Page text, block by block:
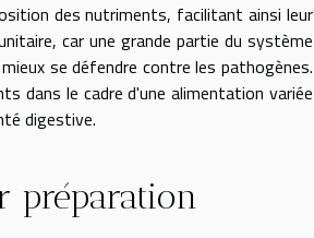
des nutriments, facilitant ainsi leur
car une grande partie du système
se défendre contre les pathogènes.
dans le cadre d'une alimentation variée
digestive.
préparation